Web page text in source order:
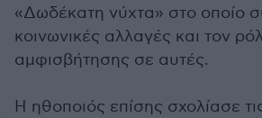
«Δωδέκατη νύχτα» στο οποίο
κοινωνικές αλλαγές και τον
αμφισβήτησης σε αυτές.
Η ηθοποιός επίσης σχολίασε